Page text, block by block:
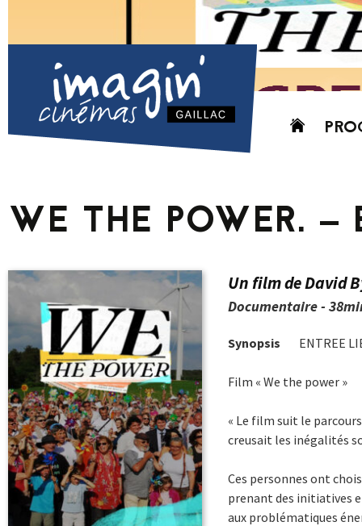
Aller
WE THE POWER. –
Un film de David
Documentaire -
Synopsis ENTREE
Film « We the power »
« Le film suit le
creusait les inégalités
Ces personnes ont
prenant des initiatives
aux problématiques